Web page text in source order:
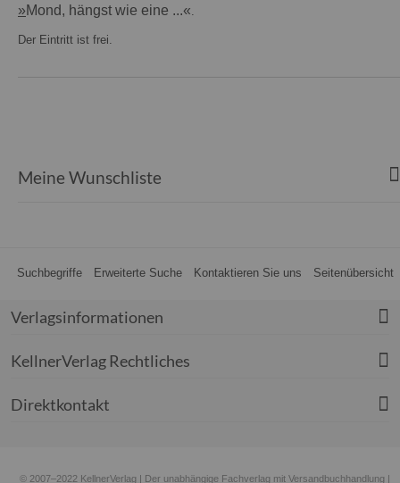
»Mond, hängst wie eine ...«.
Der Eintritt ist frei.
Meine Wunschliste
Suchbegriffe Erweiterte Suche Kontaktieren Sie uns Seitenübersicht
Verlagsinformationen
KellnerVerlag Rechtliches
Direktkontakt
© 2007–2022 KellnerVerlag | Der unabhängige Fachverlag mit Versandbuchhandlung |